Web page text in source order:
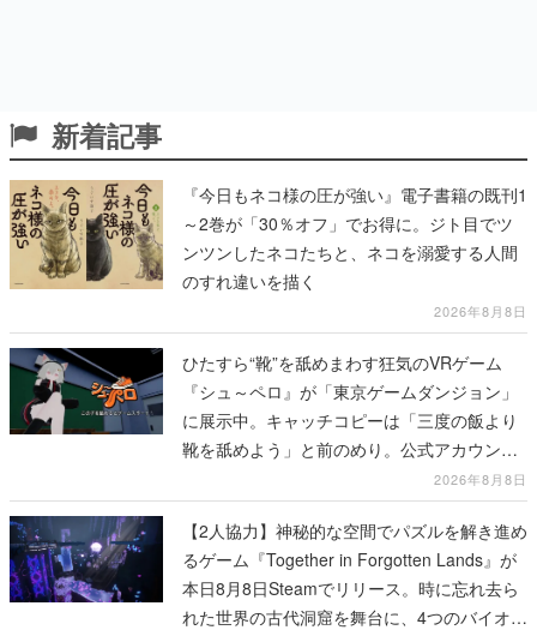
新着記事
『今日もネコ様の圧が強い』電子書籍の既刊1
～2巻が「30％オフ」でお得に。ジト目でツ
ンツンしたネコたちと、ネコを溺愛する人間
のすれ違いを描く
2026年8月8日
ひたすら“靴”を舐めまわす狂気のVRゲーム
『シュ～ペロ』が「東京ゲームダンジョン」
に展示中。キャッチコピーは「三度の飯より
靴を舐めよう」と前のめり。公式アカウント
も開設され、2026年リリースに向けて開発中
2026年8月8日
【2人協力】神秘的な空間でパズルを解き進め
るゲーム『Together in Forgotten Lands』が
本日8月8日Steamでリリース。時に忘れ去ら
れた世界の古代洞窟を舞台に、4つのバイオー